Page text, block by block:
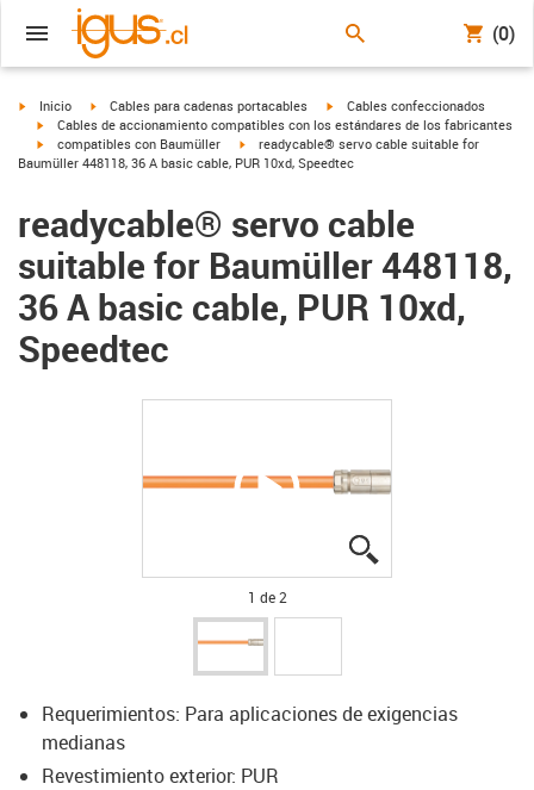
(0)
igus-icon-arrow-right
Inicio igus-icon-arrow-right
Cables para cadenas portacables igus-icon-arrow-right
Cables confeccionados
igus-icon-arrow-right
Cables de accionamiento compatibles con los estándares de los fabricantes
igus-icon-arrow-right
compatibles con Baumüller igus-icon-arrow-right
readycable® servo cable suitable for
Baumüller 448118, 36 A basic cable, PUR 10xd, Speedtec
readycable® servo cable
suitable for Baumüller 448118,
36 A basic cable, PUR 10xd,
Speedtec
1 de 2
Requerimientos: Para aplicaciones de exigencias
medianas
Revestimiento exterior: PUR